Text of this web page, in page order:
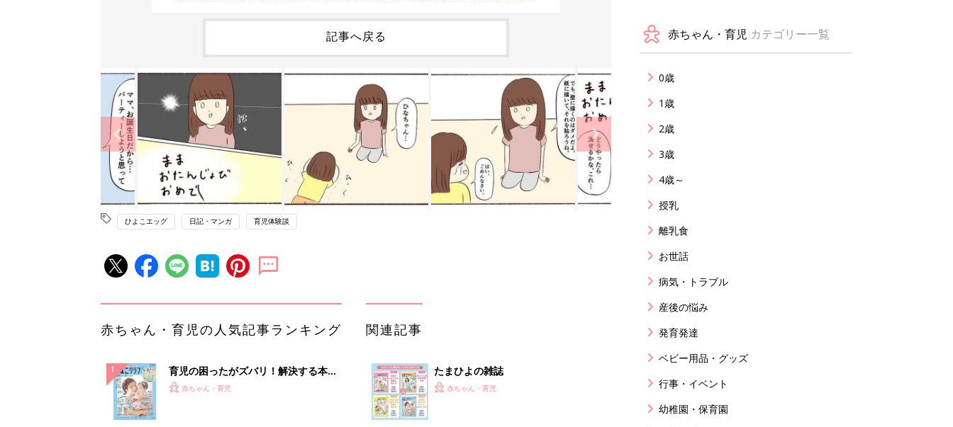
記事へ戻る
ひよこエッグ 日記・マンガ 育児体験談
赤ちゃん・育児の人気記事ランキング
育児の困ったがズバリ！解決する本
『ひよこクラブ 夏号』 4カ月～2才
赤ちゃん・育児
関連記事
たまひよの雑誌
赤ちゃん・育児
赤ちゃん・育児 カテゴリー一覧
0歳
1歳
2歳
3歳
4歳～
授乳
離乳食
お世話
病気・トラブル
産後の悩み
発育発達
ベビー用品・グッズ
行事・イベント
幼稚園・保育園